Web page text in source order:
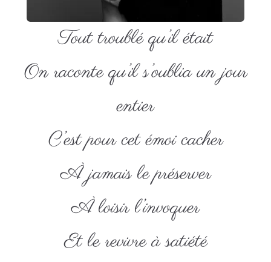
Tout troublé qu’il était
On raconte qu’il s’oublia un jour
entier
C’est pour cet émoi cacher
À jamais le préserver
À loisir l’invoquer
Et le revivre à satiété